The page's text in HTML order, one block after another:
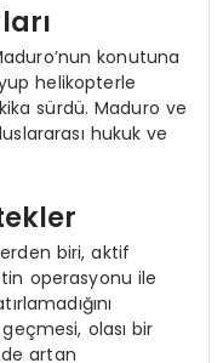
konutuna
helikopterle
sürdü. Maduro ve
hukuk ve
biri, aktif
operasyonu ile
olası bir
artan